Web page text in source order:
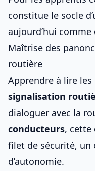
constitue le socle
aujourd’hui comme
Maîtrise des
routière
Apprendre à lire les
signalisation
dialoguer avec la
conducteurs, cette
filet de sécurité, un
d’autonomie.